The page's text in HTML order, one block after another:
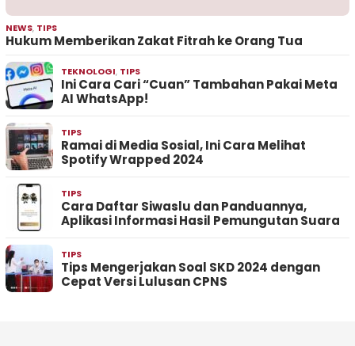
NEWS, TIPS
Hukum Memberikan Zakat Fitrah ke Orang Tua
TEKNOLOGI, TIPS
Ini Cara Cari “Cuan” Tambahan Pakai Meta
AI WhatsApp!
TIPS
Ramai di Media Sosial, Ini Cara Melihat
Spotify Wrapped 2024
TIPS
Cara Daftar Siwaslu dan Panduannya,
Aplikasi Informasi Hasil Pemungutan Suara
TIPS
Tips Mengerjakan Soal SKD 2024 dengan
Cepat Versi Lulusan CPNS